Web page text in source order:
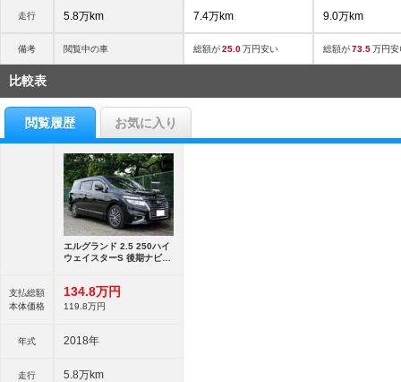
走行
備考
5.8万km
閲覧中の車
7.4万km
総額が25.0万円安い
9.0万km
総額が73.5万円安
比較表
閲覧履歴 お気に入り
支払総額
本体価格
年式
走行
エルグランド 2.5 250ハイ
ウェイスターS 後期ナビTV
134.8万円
119. 8万円
2018年
5.8万km